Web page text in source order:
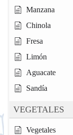
Manzana
Chinola
Fresa
Limón
Aguacate
Sandía
VEGETALES
Vegetales